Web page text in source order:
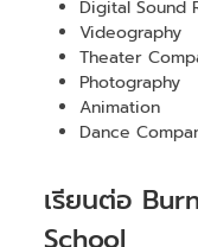
Digital Sound
Videography
Theater
Photography
Animation
Dance
เรียนต่อ